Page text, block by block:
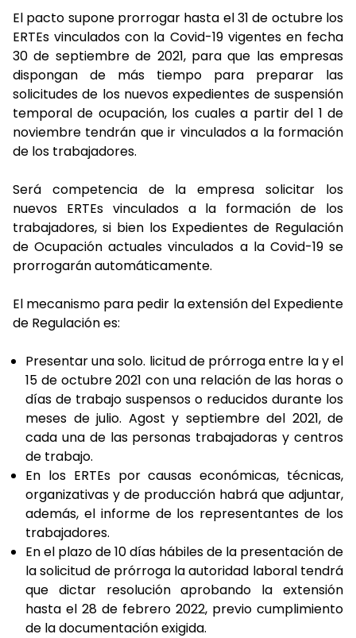
El pacto supone prorrogar hasta el 31 de octubre los
ERTEs vinculados con la Covid-19 vigentes en fecha
30 de septiembre de 2021, para que las empresas
dispongan de más tiempo para preparar las
solicitudes de los nuevos expedientes de suspensión
temporal de ocupación, los cuales a partir del 1 de
noviembre tendrán que ir vinculados a la formación
de los trabajadores.
Será competencia de la empresa solicitar los
nuevos ERTEs vinculados a la formación de los
trabajadores, si bien los Expedientes de Regulación
de Ocupación actuales vinculados a la Covid-19 se
prorrogarán automáticamente.
El mecanismo para pedir la extensión del Expediente
de Regulación es:
Presentar una solo. licitud de prórroga entre la y el
15 de octubre 2021 con una relación de las horas o
días de trabajo suspensos o reducidos durante los
meses de julio. Agost y septiembre del 2021, de
cada una de las personas trabajadoras y centros
de trabajo.
En los ERTEs por causas económicas, técnicas,
organizativas y de producción habrá que adjuntar,
además, el informe de los representantes de los
trabajadores.
En el plazo de 10 días hábiles de la presentación de
la solicitud de prórroga la autoridad laboral tendrá
que dictar resolución aprobando la extensión
hasta el 28 de febrero 2022, previo cumplimiento
de la documentación exigida.